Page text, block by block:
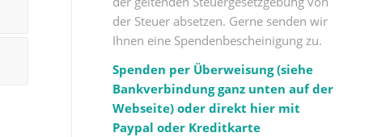
der Steuer absetzen. Gerne senden wir
Ihnen eine Spendenbescheinigung zu.
Spenden per Überweisung (siehe
Bankverbindung ganz unten auf der
Webseite) oder direkt hier mit
Paypal oder Kreditkarte